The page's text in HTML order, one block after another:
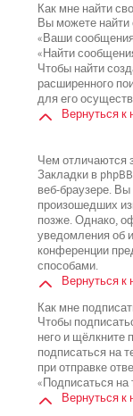
Как мне найти
Вы можете найти
«Ваши
«Найти
Чтобы найти
расширенного
для его
Вернуться к
Чем отличаются
Закладки в
веб-браузере.
произошедших
позже. Однако,
уведомления об
конференции
способами.
Вернуться к
Как мне
Чтобы
него и щёлкните
подписаться на
при отправке
«Подписаться на
Вернуться к